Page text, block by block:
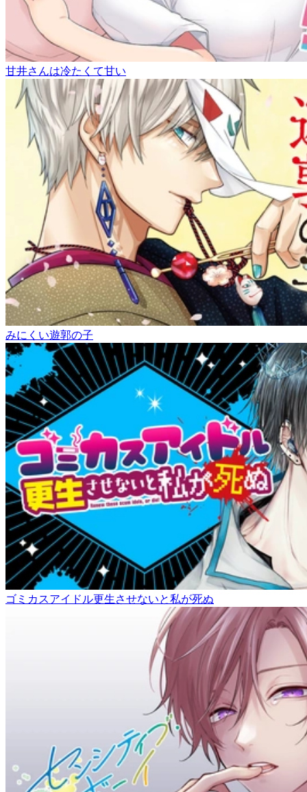
甘井さんは冷たくて甘い
みにくい遊郭の子
ゴミカスアイドル更生させないと私が死ぬ